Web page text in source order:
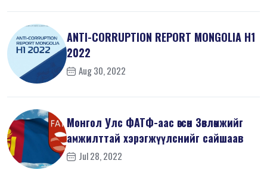
ANTI-СORRUPTION REPORT MONGOLIA H1
2022
Aug 30, 2022
Монгол Улс ФАТФ-аас өгсөн Зөвлөмжийг
амжилттай хэрэгжүүлснийг сайшаав
Jul 28, 2022